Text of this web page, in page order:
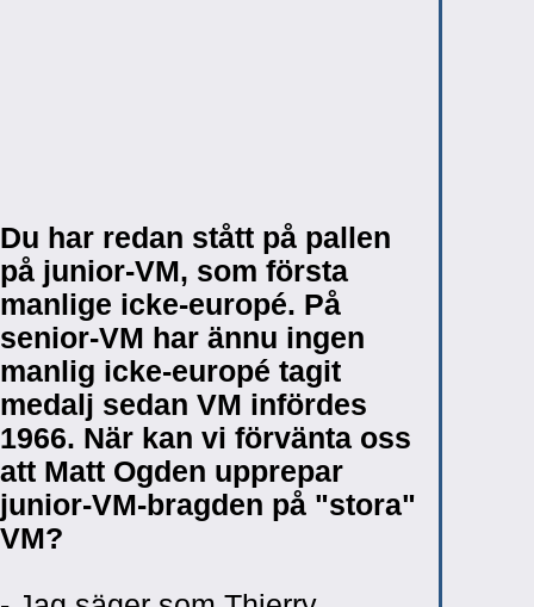
Du har redan stått på pallen
på junior-VM, som första
manlige icke-europé. På
senior-VM har ännu ingen
manlig icke-europé tagit
medalj sedan VM infördes
1966. När kan vi förvänta oss
att Matt Ogden upprepar
junior-VM-bragden på "stora"
VM?